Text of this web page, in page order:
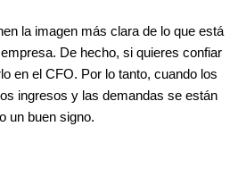
la imagen más clara de lo que está
De hecho, si quieres confiar
en el CFO. Por lo tanto, cuando los
ingresos y las demandas se están
un buen signo.